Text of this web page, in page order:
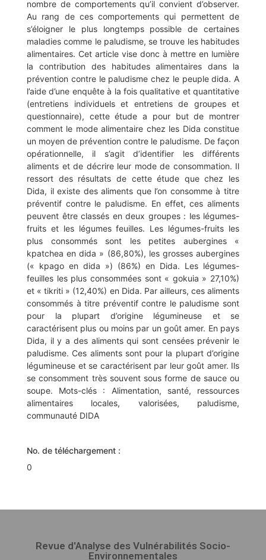
nombre de comportements qu’il convient d’observer.
Au rang de ces comportements qui permettent de
s’éloigner le plus longtemps possible de certaines
maladies comme le paludisme, se trouve les habitudes
alimentaires. Cet article vise donc à mettre en lumière
la contribution des habitudes alimentaires dans la
prévention contre le paludisme chez le peuple dida. A
l’aide d’une enquête à la fois qualitative et quantitative
(entretiens individuels et entretiens de groupes et
questionnaire), cette étude a pour but de montrer
comment le mode alimentaire chez les Dida constitue
un moyen de prévention contre le paludisme. De façon
opérationnelle, il s’agit d’identifier les différents
aliments et de décrire leur mode de consommation. Il
ressort des résultats de cette étude que chez les
Dida, il existe des aliments que l’on consomme à titre
préventif contre le paludisme. En effet, ces aliments
peuvent être classés en deux groupes : les légumes-
fruits et les légumes feuilles. Les légumes-fruits les
plus consommés sont les petites aubergines «
kpatchea en dida » (86,80%), les grosses aubergines
(« kpago en dida ») (86%) en Dida. Les légumes-
feuilles les plus consommées sont « gokuia » 27,10%)
et « tikriti » (12,40%) en Dida. Par ailleurs, ces aliments
consommés à titre préventif contre le paludisme sont
pour la plupart d’origine légumineuse et se
caractérisent plus ou moins par un goût amer. En pays
Dida, il y a des aliments qui sont censées prévenir le
paludisme. Ces aliments sont pour la plupart d’origine
légumineuse et se caractérisent par leur goût amer. Ils
se consomment très souvent sous forme de sauce ou
soupe. Mots-clés : Alimentation, santé, ressources
alimentaires locales, valorisées, paludisme,
communauté DIDA
No. de téléchargement :
0
Revue d'Analyse des Vulnérabilités Socio-
Environnementales